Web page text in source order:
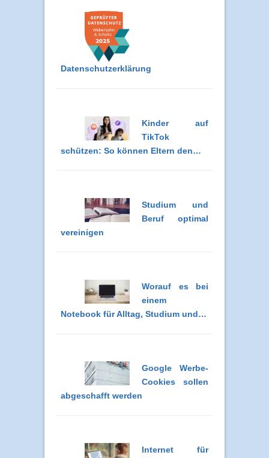
Datenschutzerklärung
Kinder auf
TikTok
schützen: So können Eltern den…
Studium und
Beruf optimal
vereinigen
Worauf es bei
einem
Notebook für Alltag, Studium und…
Google Werbe-
Cookies sollen
abgeschafft werden
Internet für